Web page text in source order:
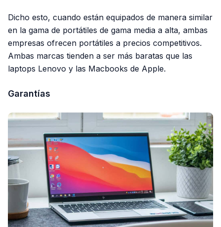
Dicho esto, cuando están equipados de manera similar
en la gama de portátiles de gama media a alta, ambas
empresas ofrecen portátiles a precios competitivos.
Ambas marcas tienden a ser más baratas que las
laptops Lenovo y las Macbooks de Apple.
Garantías